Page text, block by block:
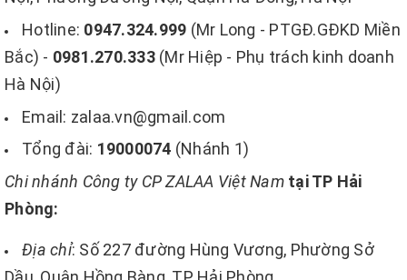
Hotline: 0947.324.999 (Mr Long - PTGĐ.GĐKD Miền
Bắc) - 0981.270.333 (Mr Hiệp - Phụ trách kinh doanh
Hà Nội)
Email: zalaa.vn@gmail.com
Tổng đài: 19000074 (Nhánh 1)
Chi nhánh Công ty CP ZALAA Việt Nam tại TP Hải
Phòng:
Địa chỉ: Số 227 đường Hùng Vương, Phường Sở